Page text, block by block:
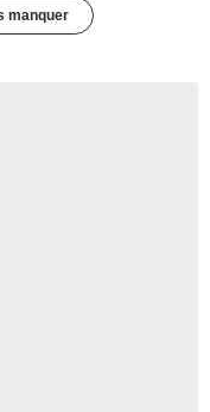
manquer